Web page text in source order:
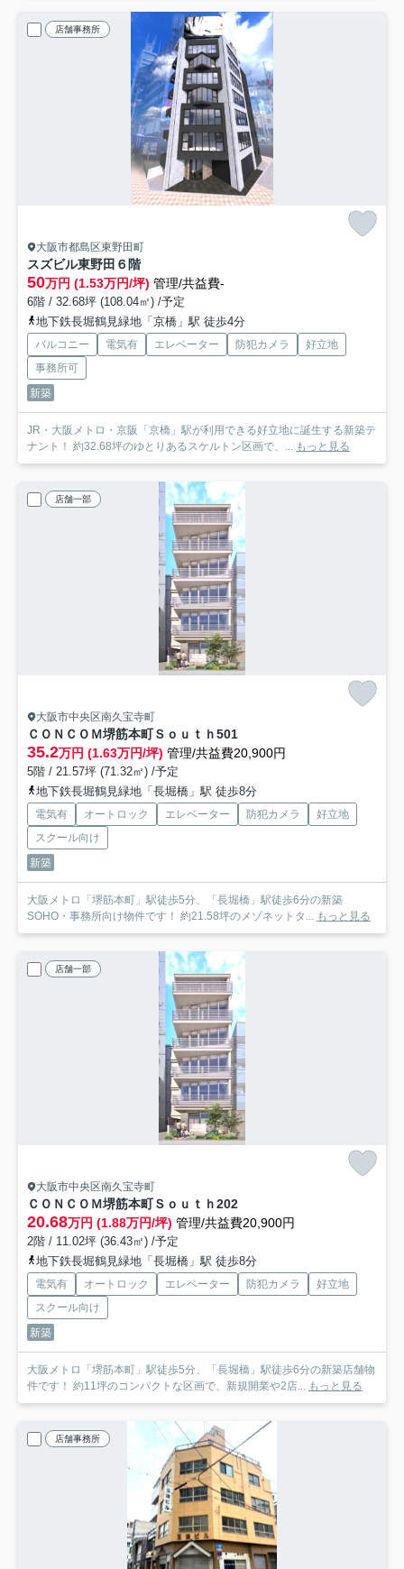
店舗事務所
大阪市都島区東野田町
スズビル東野田 ６階
50万円 (1.53万円/坪) 管理/共益費-
6階 / 32.68坪 (108.04㎡) /予定
地下鉄長堀鶴見緑地「京橋」駅 徒歩4分
バルコニー 電気有 エレベーター 防犯カメラ
好立地
事務所可
新築
JR・大阪メトロ・京阪「京橋」駅が利用できる好立地に誕生する新築テ
ナント！ 約32.68坪のゆとりあるスケルトン区画で、...
もっと見る
店舗一部
大阪市中央区南久宝寺町
ＣＯＮＣＯＭ堺筋本町Ｓｏｕｔｈ501
35.2万円 (1.63万円/坪) 管理/共益費20,900円
5階 / 21.57坪 (71.32㎡) /予定
地下鉄長堀鶴見緑地「長堀橋」駅 徒歩8分
電気有 オートロック エレベーター 防犯カメラ
好立地
スクール向け
新築
大阪メトロ「堺筋本町」駅徒歩5分、「長堀橋」駅徒歩6分の新築
SOHO・事務所向け物件です！ 約21.58坪のメゾネットタ...
もっと見る
店舗一部
大阪市中央区南久宝寺町
ＣＯＮＣＯＭ堺筋本町Ｓｏｕｔｈ202
20.68万円 (1.88万円/坪) 管理/共益費20,900円
2階 / 11.02坪 (36.43㎡) /予定
地下鉄長堀鶴見緑地「長堀橋」駅 徒歩8分
電気有 オートロック エレベーター 防犯カメラ
好立地
スクール向け
新築
大阪メトロ「堺筋本町」駅徒歩5分、「長堀橋」駅徒歩6分の新築店舗物
件です！ 約11坪のコンパクトな区画で、新規開業や2店...
もっと見る
店舗事務所